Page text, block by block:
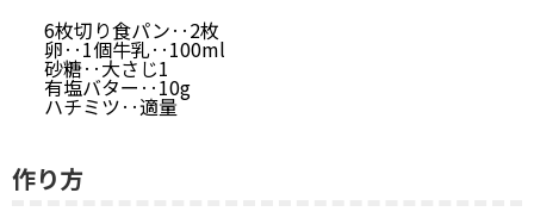
6枚切り食パン‥2枚
卵‥1個牛乳‥100ml
砂糖‥大さじ1
有塩バター‥10g
ハチミツ‥適量
作り方